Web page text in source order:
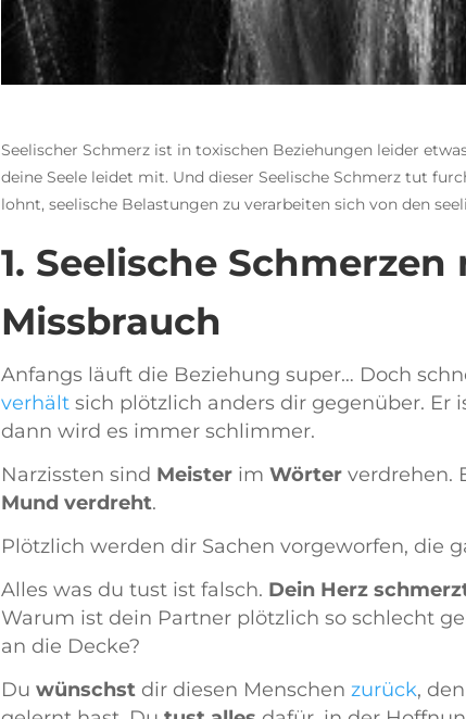
Seelischer Schmerz ist in toxischen Beziehungen leider
deine Seele leidet mit. Und dieser Seelische Schmerz tut
lohnt, seelische Belastungen zu verarbeiten sich von den
1. Seelische
Missbrauch
Anfangs läuft die Beziehung super… Doch
verhält sich plötzlich anders dir gegenüber. Er
dann wird es immer schlimmer.
Narzissten sind Meister im Wörter verdrehen.
Mund verdreht.
Plötzlich werden dir Sachen vorgeworfen, die
Alles was du tust ist falsch. Dein Herz
Warum ist dein Partner plötzlich so schlecht
an die Decke?
Du wünschst dir diesen Menschen zurück,